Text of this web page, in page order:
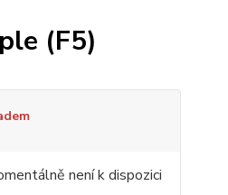
(F5)
není k dispozici